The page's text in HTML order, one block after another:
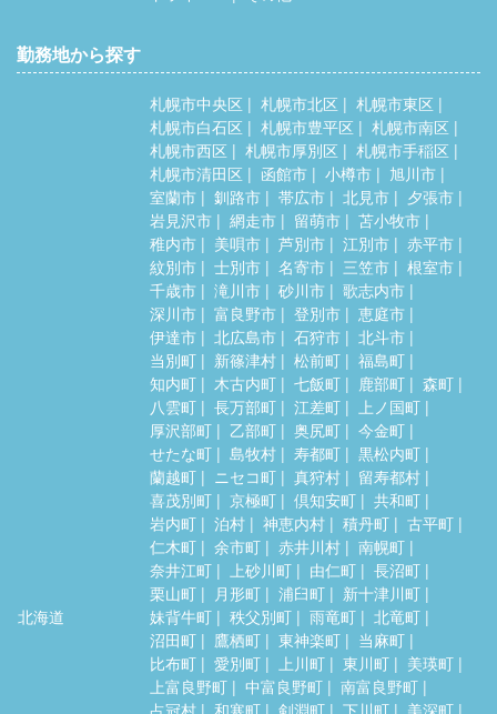
勤務地から探す
北海道
札幌市中央区 札幌市北区
札幌市東区
札幌市白石区
札幌市豊平区
札幌市南区
札幌市西区
札幌市厚別区
札幌市手稲区
札幌市清田区
函館市 小樽市
旭川市
室蘭市
釧路市 帯広市 北見市
夕張市
岩見沢市
網走市 留萌市
苫小牧市
稚内市
美唄市 芦別市 江別市
赤平市
紋別市
士別市 名寄市 三笠市
根室市
千歳市
滝川市 砂川市
歌志内市
深川市
富良野市 登別市
恵庭市
伊達市
北広島市 石狩市
北斗市
当別町
新篠津村 松前町
福島町
知内町
木古内町 七飯町 鹿部町
森町
八雲町
長万部町 江差町
上ノ国町
厚沢部町
乙部町 奥尻町
今金町
せたな町
島牧村 寿都町
黒松内町
蘭越町
ニセコ町 真狩村
留寿都村
喜茂別町
京極町 倶知安町
共和町
岩内町
泊村 神恵内村 積丹町
古平町
仁木町
余市町 赤井川村
南幌町
奈井江町
上砂川町 由仁町
長沼町
栗山町
月形町 浦臼町
新十津川町
妹背牛町
秩父別町 雨竜町
北竜町
沼田町
鷹栖町 東神楽町
当麻町
比布町
愛別町 上川町 東川町
美瑛町
上富良野町
中富良野町
南富良野町
占冠村
和寒町 剣淵町 下川町
美深町